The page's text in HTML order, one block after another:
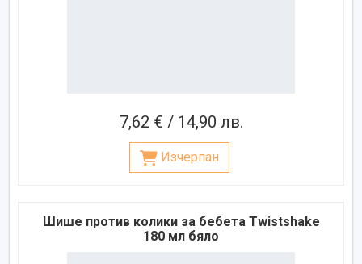
7,62 € / 14,90 лв.
Изчерпан
Шише против колики за бебета Twistshake
180 мл бяло